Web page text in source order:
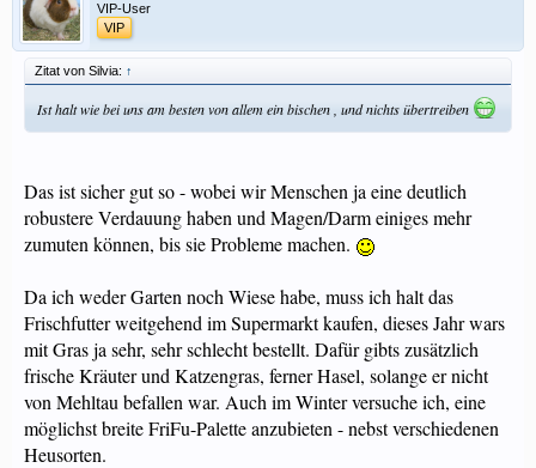
VIP-User
VIP
Zitat von Silvia: ↑
Ist halt wie bei uns am besten von allem ein bischen , und nichts übertreiben
Das ist sicher gut so - wobei wir Menschen ja eine deutlich
robustere Verdauung haben und Magen/Darm einiges mehr
zumuten können, bis sie Probleme machen.
Da ich weder Garten noch Wiese habe, muss ich halt das
Frischfutter weitgehend im Supermarkt kaufen, dieses Jahr wars
mit Gras ja sehr, sehr schlecht bestellt. Dafür gibts zusätzlich
frische Kräuter und Katzengras, ferner Hasel, solange er nicht
von Mehltau befallen war. Auch im Winter versuche ich, eine
möglichst breite FriFu-Palette anzubieten - nebst verschiedenen
Heusorten.